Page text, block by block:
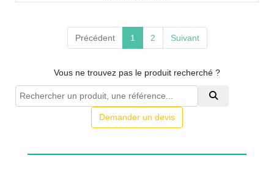
Précédent 1 (current)
2 Suivant
Vous ne trouvez pas le produit recherché ?
Demander un devis